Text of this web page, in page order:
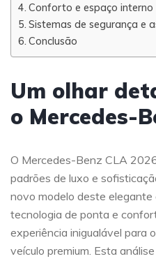
Conforto e espaço interno
Sistemas de segurança e
Conclusão
Um olhar
o Mercedes-
O Mercedes-Benz CLA
padrões de luxo e
novo modelo deste elegante
tecnologia de ponta e
experiência inigualável para
veículo premium. Esta